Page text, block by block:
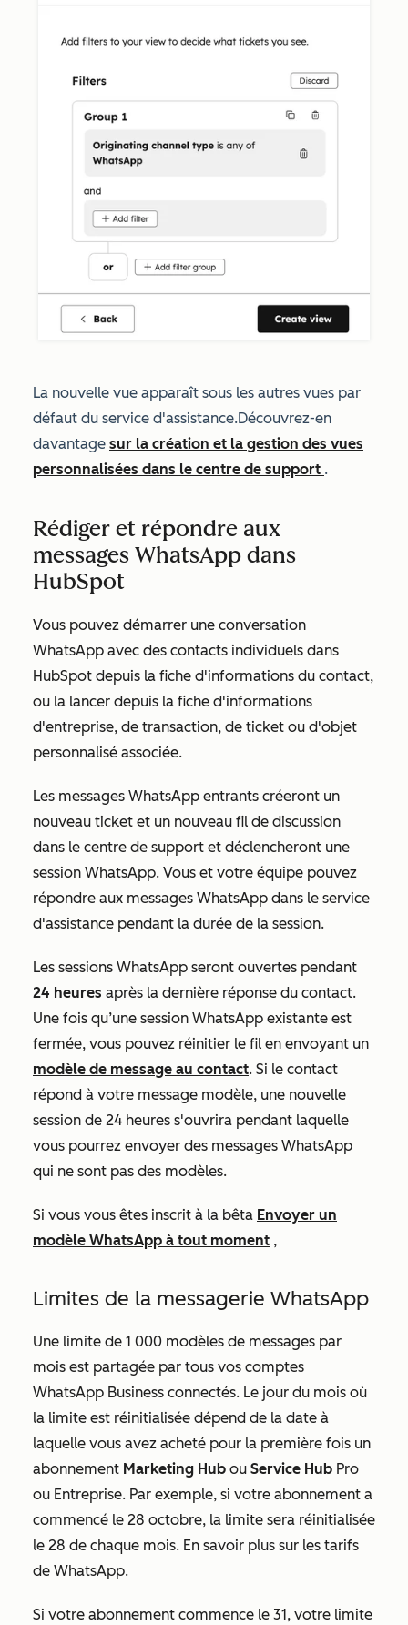
La nouvelle vue apparaît sous les autres vues par
défaut du service d'assistance.Découvrez-en
davantage sur la création et la gestion des vues
personnalisées dans le centre de support .
Rédiger et répondre aux
messages WhatsApp dans
HubSpot
Vous pouvez démarrer une conversation
WhatsApp avec des contacts individuels dans
HubSpot depuis la fiche d'informations du contact,
ou la lancer depuis la fiche d'informations
d'entreprise, de transaction, de ticket ou d'objet
personnalisé associée.
Les messages WhatsApp entrants créeront un
nouveau ticket et un nouveau fil de discussion
dans le centre de support et déclencheront une
session WhatsApp. Vous et votre équipe pouvez
répondre aux messages WhatsApp dans le service
d'assistance pendant la durée de la session.
Les sessions WhatsApp seront ouvertes pendant
24 heures après la dernière réponse du contact.
Une fois qu’une session WhatsApp existante est
fermée, vous pouvez réinitier le fil en envoyant un
modèle de message au contact. Si le contact
répond à votre message modèle, une nouvelle
session de 24 heures s'ouvrira pendant laquelle
vous pourrez envoyer des messages WhatsApp
qui ne sont pas des modèles.
Si vous vous êtes inscrit à la bêta Envoyer un
modèle WhatsApp à tout moment ,
Limites de la messagerie WhatsApp
Une limite de 1 000 modèles de messages par
mois est partagée par tous vos comptes
WhatsApp Business connectés. Le jour du mois où
la limite est réinitialisée dépend de la date à
laquelle vous avez acheté pour la première fois un
abonnement Marketing Hub ou Service Hub Pro
ou Entreprise. Par exemple, si votre abonnement a
commencé le 28 octobre, la limite sera réinitialisée
le 28 de chaque mois. En savoir plus sur les tarifs
de WhatsApp.
Si votre abonnement commence le 31, votre limite